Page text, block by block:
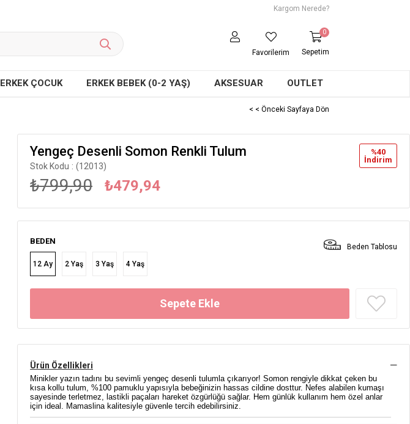
Kargom Nerede?
Sepetim
0
Favorilerim
ERKEK ÇOCUK ERKEK BEBEK (0-2 YAŞ) AKSESUAR OUTLET
< < Önceki Sayfaya Dön
%40
İndirim
Yengeç Desenli Somon Renkli Tulum
Stok Kodu (12013)
₺799,90 ₺479,94
BEDEN
12 Ay 2 Yaş 3 Yaş 4 Yaş
Beden Tablosu
Ürün Özellikleri
Minikler yazın tadını bu sevimli yengeç desenli tulumla çıkarıyor! Somon rengiyle dikkat çeken bu
kısa kollu tulum, %100 pamuklu yapısıyla bebeğinizin hassas cildine dosttur. Nefes alabilen kumaşı
sayesinde terletmez, lastikli paçaları hareket özgürlüğü sağlar. Hem günlük kullanım hem özel anlar
için ideal. Mamaslina kalitesiyle güvenle tercih edebilirsiniz.